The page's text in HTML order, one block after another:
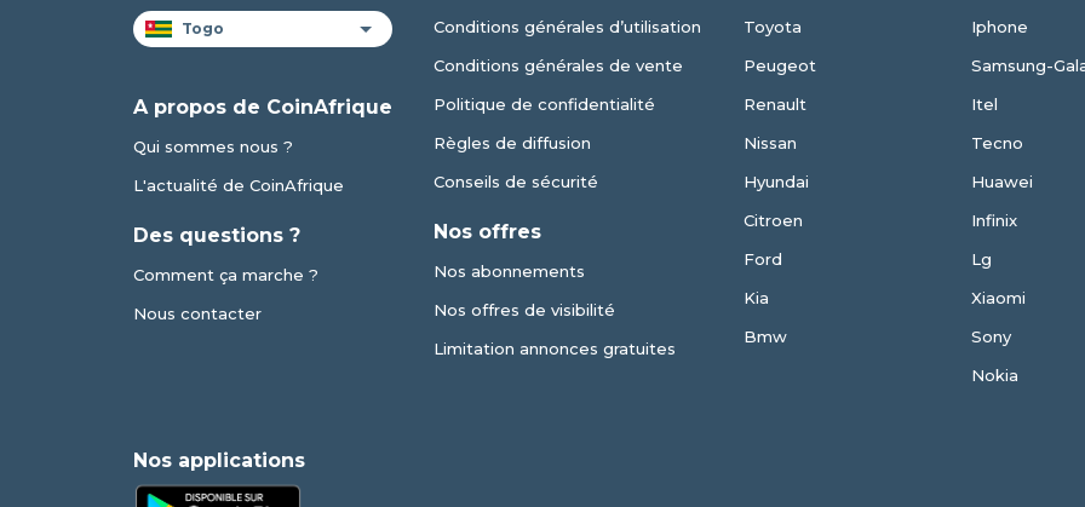
A propos de CoinAfrique
Qui sommes nous ?
L'actualité de CoinAfrique
Des questions ?
Comment ça marche ?
Nous contacter
Conditions générales d’utilisation
Conditions générales de vente
Politique de confidentialité
Règles de diffusion
Conseils de sécurité
Nos offres
Nos abonnements
Nos offres de visibilité
Limitation annonces gratuites
Toyota
Peugeot
Renault
Nissan
Hyundai
Citroen
Ford
Kia
Bmw
Iphone
Samsung-
Itel
Tecno
Huawei
Infinix
Lg
Xiaomi
Sony
Nokia
Nos applications